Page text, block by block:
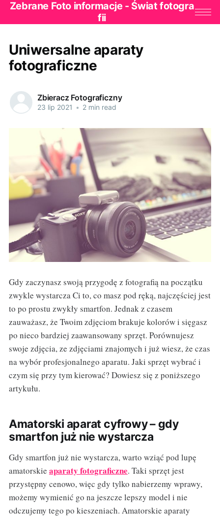
Zebrane Foto informacje - Świat fotogra
fii
Uniwersalne aparaty
fotograficzne
Zbieracz Fotograficzny
23 lip 2021 • 2 min read
Gdy zaczynasz swoją przygodę z fotografią na początku
zwykle wystarcza Ci to, co masz pod ręką, najczęściej jest
to po prostu zwykły smartfon. Jednak z czasem
zauważasz, że Twoim zdjęciom brakuje kolorów i sięgasz
po nieco bardziej zaawansowany sprzęt. Porównujesz
swoje zdjęcia, ze zdjęciami znajomych i już wiesz, że czas
na wybór profesjonalnego aparatu. Jaki sprzęt wybrać i
czym się przy tym kierować? Dowiesz się z poniższego
artykułu.
Amatorski aparat cyfrowy – gdy
smartfon już nie wystarcza
Gdy smartfon już nie wystarcza, warto wziąć pod lupę
amatorskie aparaty fotograficzne. Taki sprzęt jest
przystępny cenowo, więc gdy tylko nabierzemy wprawy,
możemy wymienić go na jeszcze lepszy model i nie
odczujemy tego po kieszeniach. Amatorskie aparaty